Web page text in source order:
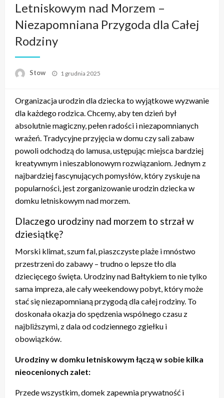
Letniskowym nad Morzem –
Niezapomniana Przygoda dla Całej
Rodziny
Stow
Opublikowane
1 grudnia 2025
Organizacja urodzin dla dziecka to wyjątkowe wyzwanie
dla każdego rodzica. Chcemy, aby ten dzień był
absolutnie magiczny, pełen radości i niezapomnianych
wrażeń. Tradycyjne przyjęcia w domu czy sali zabaw
powoli odchodzą do lamusa, ustępując miejsca bardziej
kreatywnym i nieszablonowym rozwiązaniom. Jednym z
najbardziej fascynujących pomysłów, który zyskuje na
popularności, jest zorganizowanie urodzin dziecka w
domku letniskowym nad morzem.
Dlaczego urodziny nad morzem to strzał w
dziesiątkę?
Morski klimat, szum fal, piaszczyste plaże i mnóstwo
przestrzeni do zabawy – trudno o lepsze tło dla
dziecięcego święta. Urodziny nad Bałtykiem to nie tylko
sama impreza, ale cały weekendowy pobyt, który może
stać się niezapomnianą przygodą dla całej rodziny. To
doskonała okazja do spędzenia wspólnego czasu z
najbliższymi, z dala od codziennego zgiełku i
obowiązków.
Urodziny w domku letniskowym łączą w sobie kilka
nieocenionych zalet:
Przede wszystkim, domek zapewnia prywatność i